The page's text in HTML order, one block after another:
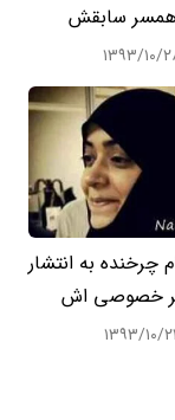
سابقش
۱۰/۲۸
چرخنده به انتشار
خصوصی اش
۱۰/۲۲